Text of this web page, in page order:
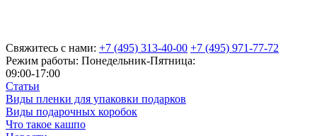
Свяжитесь с нами: +7 (495) 313-40-00 +7 (495) 971-77-72
Режим работы: Понедельник-Пятница:
09:00-17:00
Статьи
Виды пленки для упаковки подарков
Виды подарочных коробок
Что такое кашпо